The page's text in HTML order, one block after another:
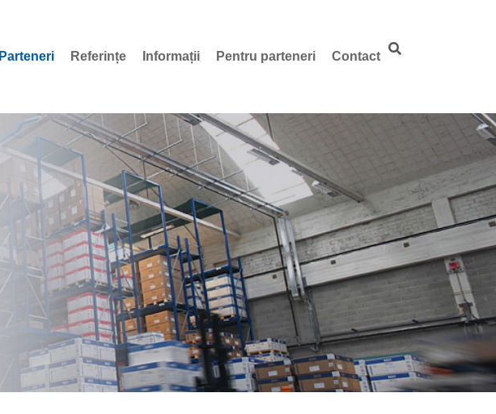
Parteneri Referințe Informații Pentru parteneri Contact